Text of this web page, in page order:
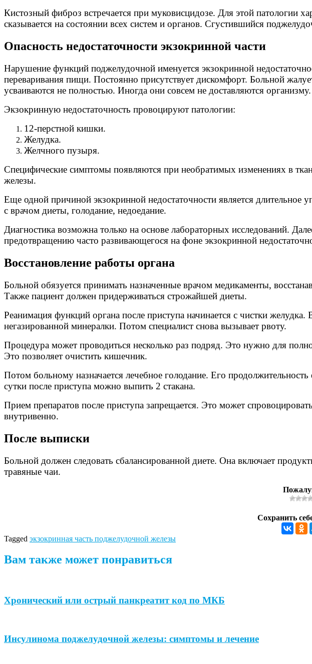
Кистозный фиброз встречается при муковисцидозе. Для этой патологии
сказывается на состоянии всех систем и органов. Сгустившийся
Опасность недостаточности экзокринной части
Нарушение функций поджелудочной именуется экзокринной
переваривания пищи. Постоянно присутствует дискомфорт. Больной
усваиваются не полностью. Иногда они совсем не доставляются
Экзокринную недостаточность провоцируют патологии:
12-перстной кишки.
Желудка.
Желчного пузыря.
Специфические симптомы появляются при необратимых изменениях в
железы.
Еще одной причиной экзокринной недостаточности является длительное
с врачом диеты, голодание, недоедание.
Диагностика возможна только на основе лабораторных исследований.
предотвращению часто развивающегося на фоне экзокринной
Восстановление работы органа
Больной обязуется принимать назначенные врачом медикаменты,
Также пациент должен придерживаться строжайшей диеты.
Реанимация функций органа после приступа начинается с чистки
негазированной минералки. Потом специалист снова вызывает рвоту.
Процедура может проводиться несколько раз подряд. Это нужно для
Это позволяет очистить кишечник.
Потом больному назначается лечебное голодание. Его
сутки после приступа можно выпить 2 стакана.
Прием препаратов после приступа запрещается. Это может
внутривенно.
После выписки
Больной должен следовать сбалансированной диете. Она включает
травяные чаи.
Сохранить
Tagged экзокринная часть поджелудочной железы
Вам также может понравиться
Хронический или острый панкреатит код по МКБ
Инсулинома поджелудочной железы: симптомы и лечение